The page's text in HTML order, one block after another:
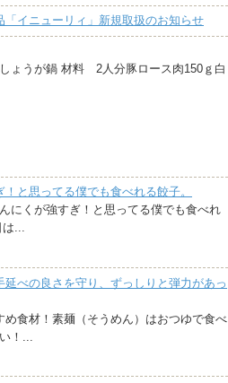
「イニューリィ」新規取扱のお知らせ
ょうが鍋 材料 2人分豚ロース肉150ｇ白
と思ってる僕でも食べれる餃子。
にくが強すぎ！と思ってる僕でも食べれ
は...
べの良さを守り、ずっしりと弾力があっ
め食材！素麺（そうめん）はおつゆで食べ
！...